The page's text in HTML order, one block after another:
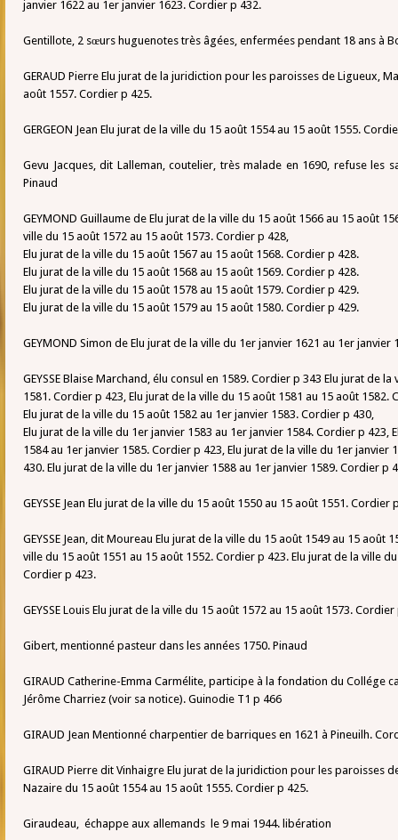
janvier 1622 au 1er janvier 1623. Cordier p 432.
Gentillote, 2 sœurs huguenotes très âgées, enfermées pendant 18 ans à
GERAUD Pierre Elu jurat de la juridiction pour les paroisses de Ligueux,
août 1557. Cordier p 425.
GERGEON Jean Elu jurat de la ville du 15 août 1554 au 15 août 1555.
Gevu Jacques, dit Lalleman, coutelier, très malade en 1690, refuse les
Pinaud
GEYMOND Guillaume de Elu jurat de la ville du 15 août 1566 au 15 août
ville du 15 août 1572 au 15 août 1573. Cordier p 428,
Elu jurat de la ville du 15 août 1567 au 15 août 1568. Cordier p 428.
Elu jurat de la ville du 15 août 1568 au 15 août 1569. Cordier p 428.
Elu jurat de la ville du 15 août 1578 au 15 août 1579. Cordier p 429.
Elu jurat de la ville du 15 août 1579 au 15 août 1580. Cordier p 429.
GEYMOND Simon de Elu jurat de la ville du 1er janvier 1621 au 1er janvier
GEYSSE Blaise Marchand, élu consul en 1589. Cordier p 343 Elu jurat de
1581. Cordier p 423, Elu jurat de la ville du 15 août 1581 au 15 août 1582.
Elu jurat de la ville du 15 août 1582 au 1er janvier 1583. Cordier p 430,
Elu jurat de la ville du 1er janvier 1583 au 1er janvier 1584. Cordier p 423,
1584 au 1er janvier 1585. Cordier p 423, Elu jurat de la ville du 1er janvier
430. Elu jurat de la ville du 1er janvier 1588 au 1er janvier 1589. Cordier p
GEYSSE Jean Elu jurat de la ville du 15 août 1550 au 15 août 1551. Cordier
GEYSSE Jean, dit Moureau Elu jurat de la ville du 15 août 1549 au 15 août
ville du 15 août 1551 au 15 août 1552. Cordier p 423. Elu jurat de la ville
Cordier p 423.
GEYSSE Louis Elu jurat de la ville du 15 août 1572 au 15 août 1573. Cordier
Gibert, mentionné pasteur dans les années 1750. Pinaud
GIRAUD Catherine-Emma Carmélite, participe à la fondation du Collége
Jérôme Charriez (voir sa notice). Guinodie T1 p 466
GIRAUD Jean Mentionné charpentier de barriques en 1621 à Pineuilh.
GIRAUD Pierre dit Vinhaigre Elu jurat de la juridiction pour les paroisses
Nazaire du 15 août 1554 au 15 août 1555. Cordier p 425.
Giraudeau, échappe aux allemands le 9 mai 1944. libération